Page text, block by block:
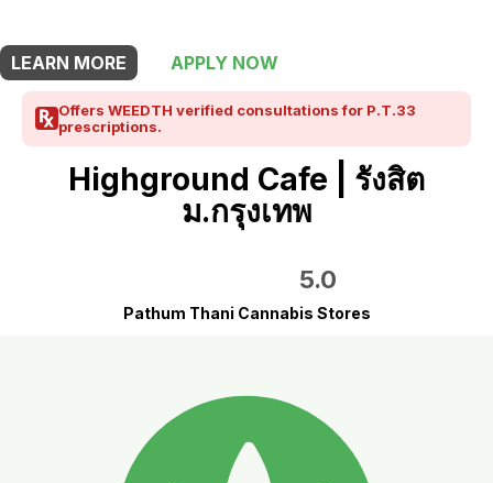
LEARN MORE
APPLY NOW
Offers WEEDTH verified consultations for P.T.33
prescriptions.
Highground Cafe | รังสิต
ม.กรุงเทพ
5.0
Pathum Thani Cannabis Stores